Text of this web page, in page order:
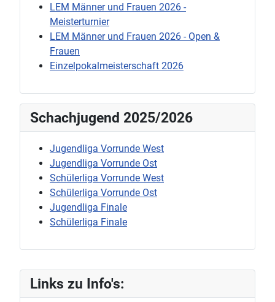
Links zu Info's:
LEM Männer und Frauen 2026 -
Meisterturnier
LEM Männer und Frauen 2026 - Open &
Frauen
Einzelpokalmeisterschaft 2026
Schachjugend 2025/2026
Jugendliga Vorrunde West
Jugendliga Vorrunde Ost
Schülerliga Vorrunde West
Schülerliga Vorrunde Ost
Jugendliga Finale
Schülerliga Finale